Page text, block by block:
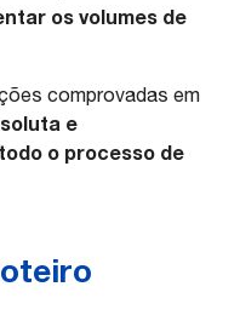
os volumes de
comprovadas em
e
o processo de